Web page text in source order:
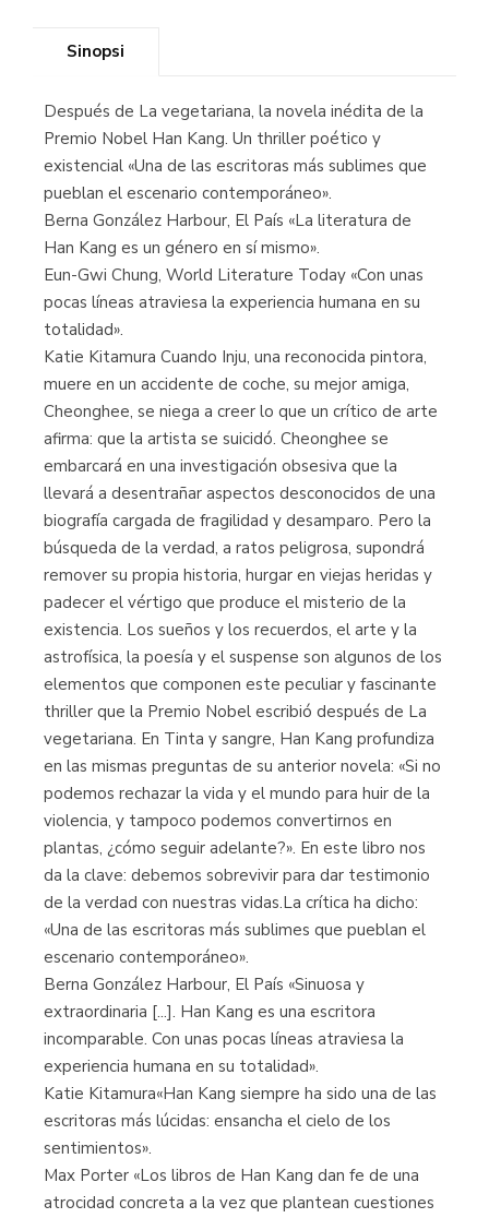
Sinopsi
Después de La vegetariana, la novela inédita de la
Premio Nobel Han Kang. Un thriller poético y
existencial «Una de las escritoras más sublimes que
pueblan el escenario contemporáneo».
Berna González Harbour, El País «La literatura de
Han Kang es un género en sí mismo».
Eun-Gwi Chung, World Literature Today «Con unas
pocas líneas atraviesa la experiencia humana en su
totalidad».
Katie Kitamura Cuando Inju, una reconocida pintora,
muere en un accidente de coche, su mejor amiga,
Cheonghee, se niega a creer lo que un crítico de arte
afirma: que la artista se suicidó. Cheonghee se
embarcará en una investigación obsesiva que la
llevará a desentrañar aspectos desconocidos de una
biografía cargada de fragilidad y desamparo. Pero la
búsqueda de la verdad, a ratos peligrosa, supondrá
remover su propia historia, hurgar en viejas heridas y
padecer el vértigo que produce el misterio de la
existencia. Los sueños y los recuerdos, el arte y la
astrofísica, la poesía y el suspense son algunos de los
elementos que componen este peculiar y fascinante
thriller que la Premio Nobel escribió después de La
vegetariana. En Tinta y sangre, Han Kang profundiza
en las mismas preguntas de su anterior novela: «Si no
podemos rechazar la vida y el mundo para huir de la
violencia, y tampoco podemos convertirnos en
plantas, ¿cómo seguir adelante?». En este libro nos
da la clave: debemos sobrevivir para dar testimonio
de la verdad con nuestras vidas.La crítica ha dicho:
«Una de las escritoras más sublimes que pueblan el
escenario contemporáneo».
Berna González Harbour, El País «Sinuosa y
extraordinaria [...]. Han Kang es una escritora
incomparable. Con unas pocas líneas atraviesa la
experiencia humana en su totalidad».
Katie Kitamura«Han Kang siempre ha sido una de las
escritoras más lúcidas: ensancha el cielo de los
sentimientos».
Max Porter «Los libros de Han Kang dan fe de una
atrocidad concreta a la vez que plantean cuestiones